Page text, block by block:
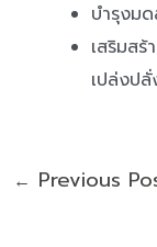
บำรุงม
เสริมสร้
เปล่งป
← Previous